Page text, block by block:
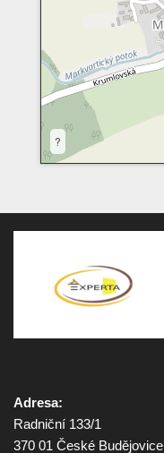
?
Adresa:
Radniční 133/1
370 01 České Budějovice